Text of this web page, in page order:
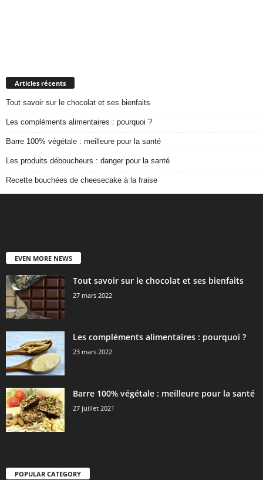
Articles récents
Tout savoir sur le chocolat et ses bienfaits
Les compléments alimentaires : pourquoi ?
Barre 100% végétale : meilleure pour la santé
Les produits déboucheurs : danger pour la santé
Recette bouchées de cheesecake à la fraise
EVEN MORE NEWS
Tout savoir sur le chocolat et ses bienfaits
27 mars 2022
Les compléments alimentaires : pourquoi ?
23 mars 2022
Barre 100% végétale : meilleure pour la santé
27 juillet 2021
POPULAR CATEGORY